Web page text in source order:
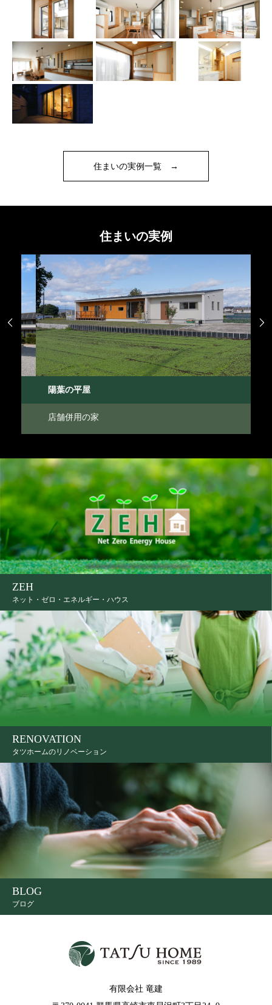
住まいの実例一覧 →
住まいの実例
陽葉の平屋
店舗併用の家
 
ZEH
ネット・ゼロ・エネルギー・ハウス
RENOVATION
タツホームのリノベーション
BLOG
ブログ
有限会社 竜建